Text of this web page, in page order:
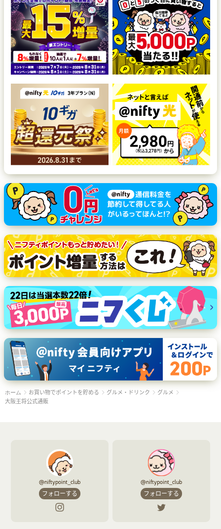
ホーム お買い物でポイントを貯める グルメ・ドリンク
グルメ
大阪王将公式通販
@niftypoint_club
フォローする
@niftypoint_club
フォローする